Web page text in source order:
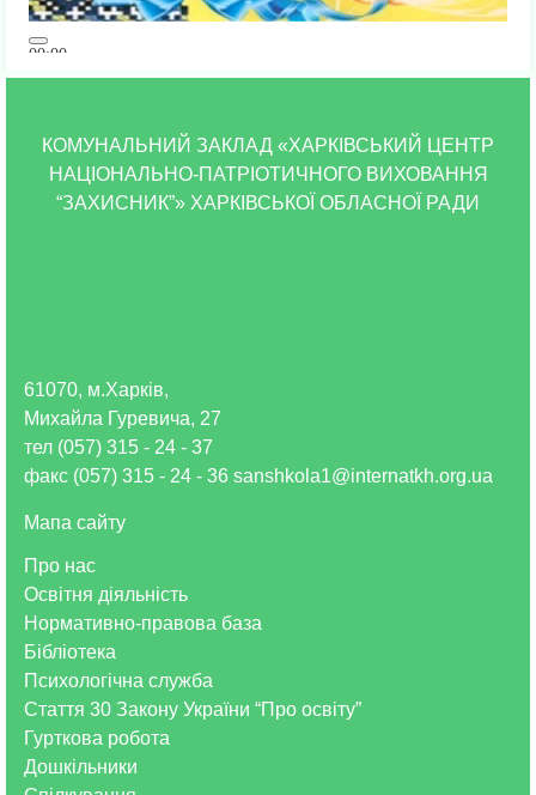
00:00
00:00
КОМУНАЛЬНИЙ ЗАКЛАД «ХАРКІВСЬКИЙ ЦЕНТР
НАЦІОНАЛЬНО-ПАТРІОТИЧНОГО ВИХОВАННЯ
“ЗАХИСНИК”» ХАРКІВСЬКОЇ ОБЛАСНОЇ РАДИ
Про нас
Освітня діяльність
Нормативно-правова база
Бібліотека
Психологічна служба
Стаття 30 Закону України “Про освіту”
Гурткова робота
Дошкільники
61070, м.Харків,
Михайла Гуревича, 27
тел (057) 315 - 24 - 37
факс (057) 315 - 24 - 36 sanshkola1@internatkh.org.ua
Мапа сайту